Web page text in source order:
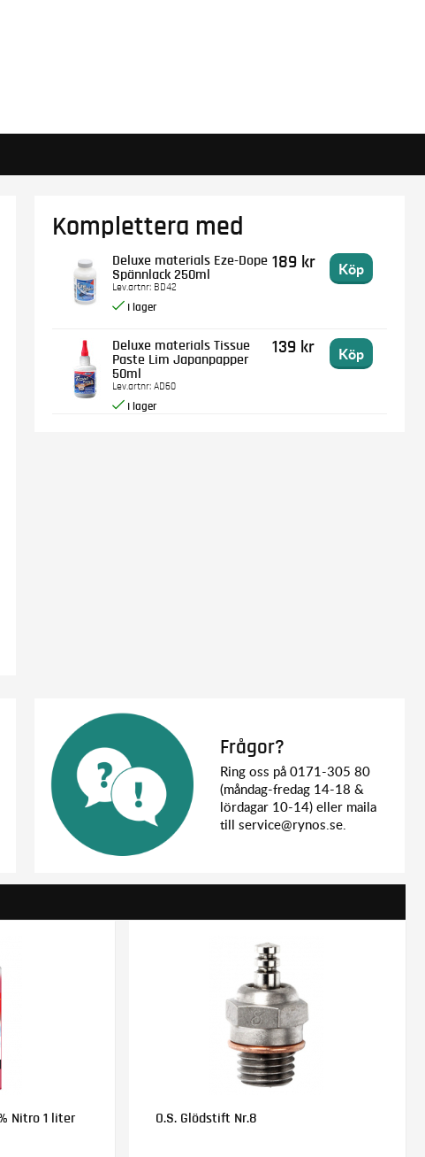
Komplettera med
Deluxe materials Eze-Dope
Spännlack 250ml
Lev.artnr: BD42
189 kr Köp
Deluxe materials Tissue
Paste Lim Japanpapper
50ml
Lev.artnr: AD60
139 kr Köp
Frågor?
Ring oss på 0171-305 80
(måndag-fredag 14-18 &
lördagar 10-14) eller maila
till service@rynos.se.
Nitro 1 liter O.S. Glödstift Nr.8